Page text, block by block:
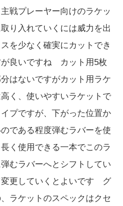
戦プレーヤー向けのラケッ
り入れていくには威力を出
を少なく確実にカットでき
が良いですね カット用5枚
はないですがカット用ラケ
く、使いやすいラケットで
プですが、下がった位置か
である程度弾むラバーを使
く使用できる一本でこのラ
むラバーへとシフトしてい
変更していくとよいです グ
ラケットのスペックはクセ